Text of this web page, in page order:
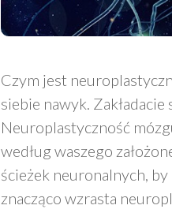
Czym jest
siebie nawyk.
Neuroplastyczność
według waszego
ścieżek neuronalnych,
znacząco wzrasta